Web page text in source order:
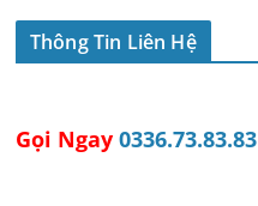
Thông Tin Liên Hệ
Gọi Ngay 0336.73.83.83